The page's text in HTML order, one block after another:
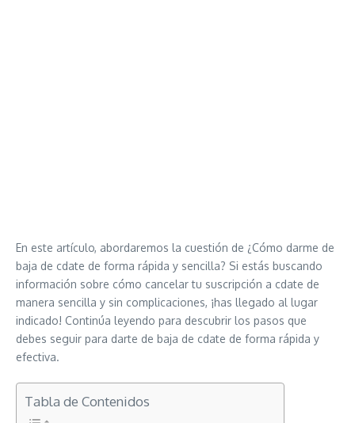
En este artículo, abordaremos la cuestión de ¿Cómo darme de
baja de cdate de forma rápida y sencilla? Si estás buscando
información sobre cómo cancelar tu suscripción a cdate de
manera sencilla y sin complicaciones, ¡has llegado al lugar
indicado! Continúa leyendo para descubrir los pasos que
debes seguir para darte de baja de cdate de forma rápida y
efectiva.
Tabla de Contenidos